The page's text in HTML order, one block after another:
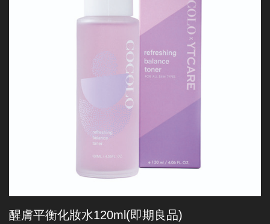
醒膚平衡化妝水120ml(即期良品)